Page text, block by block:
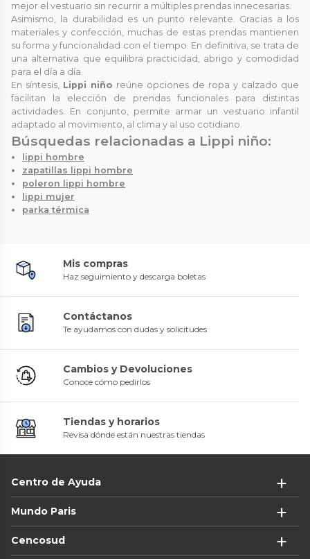
mejor el vestuario sin recurrir a múltiples prendas innecesarias.
Asimismo, la durabilidad es un punto relevante. Gracias a los
materiales y confección, muchas de estas prendas mantienen
su forma y funcionalidad con el tiempo. En definitiva, se trata de
una alternativa que equilibra practicidad, abrigo y comodidad
para el día a día.
En síntesis, Lippi niño reúne opciones de ropa y calzado que
facilitan la elección de prendas funcionales para distintas
actividades. En conjunto, permite armar un vestuario infantil
adaptado al movimiento, al clima y al uso cotidiano.
Búsquedas relacionadas a Lippi niño:
lippi hombre
zapatillas lippi hombre
poleron lippi hombre
lippi mujer
parka térmica
Mis compras
Haz seguimiento y descarga boletas
Contáctanos
Te ayudamos con dudas y solicitudes
Cambios y Devoluciones
Conoce cómo pedirlos
Tiendas y horarios
Revisa dónde están nuestras tiendas
Centro de Ayuda
Mundo Paris
Cencosud